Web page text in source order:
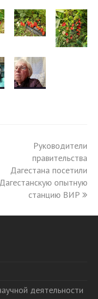
next
post:
Руководители
правительства
Дагестана посетили
Дагестанскую опытную
станцию ВИР
деятельности